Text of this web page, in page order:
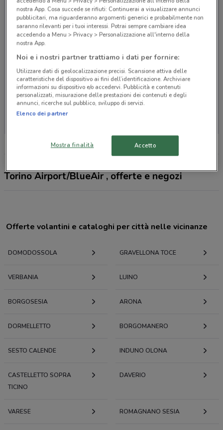
Non ci sono negozi nelle vicinanze
Torino Airport/BlueAir , offerte e negozi
Offerte volantini e cataloghi per città nelle vicinanze
DOMODOSSOLA GRAVELLONA TOCE
VERBANIA LUINO
BORGOSESIA ARONA
DORMELLETTO BORGOMANERO
SESTO CALENDE INDUNO OLONA
CASTELLETTO SOPRA
TICINO
DAVERIO
VARESE ROMAGNANO SESIA
nostra App. Cosa succede se rifiuti: Continuerai a visualizzare annunci
pubblicitari, ma riguarderanno argomenti generici e probabilmente non
saranno rilevanti per i tuoi interessi. Potrai sempre cambiare idea
accedendo a Menu > Privacy > Personalizzazione all'interno della
nostra App.
Noi e i nostri partner trattiamo i dati per fornire:
Utilizzare dati di geolocalizzazione precisi. Scansione attiva delle
caratteristiche del dispositivo ai fini dell’identificazione. Archiviare
informazioni su dispositivo e/o accedervi. Pubblicità e contenuti
personalizzati, misurazione delle prestazioni dei contenuti e degli
annunci, ricerche sul pubblico, sviluppo di servizi.
Elenco dei partner
Mostra finalità Accetto